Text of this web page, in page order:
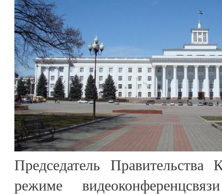
Председатель
режиме